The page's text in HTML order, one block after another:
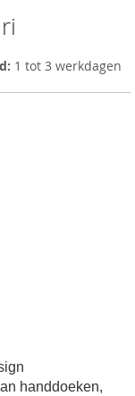
1 tot 3 werkdagen
handdoeken,